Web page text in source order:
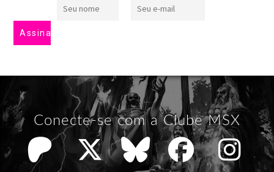
Conecte-se com a Clube MSX